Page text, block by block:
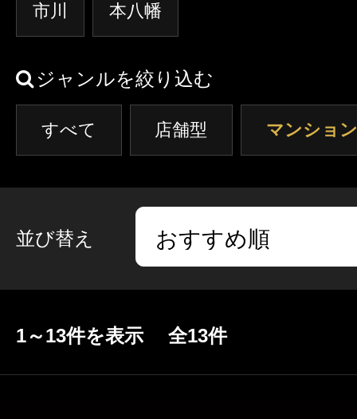
ジャンルから探す
店舗型 マンション(個室)
体験談
写メ日記
ニュース
ギャラリー
市川 本八幡
ジャンルを絞り込む
すべて 店舗型 マンショ
並び替え
1～13件を表示 全13件